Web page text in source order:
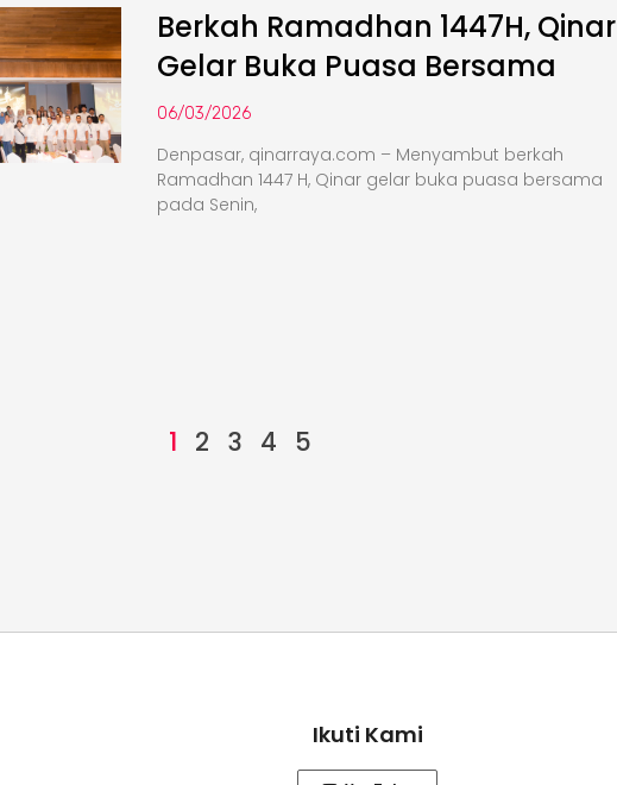
Berkah Ramadhan 1447H, Qinar
Gelar Buka Puasa Bersama
06/03/2026
Denpasar, qinarraya.com – Menyambut berkah
Ramadhan 1447 H, Qinar gelar buka puasa bersama
pada Senin,
1 2 3 4 5
Ikuti Kami